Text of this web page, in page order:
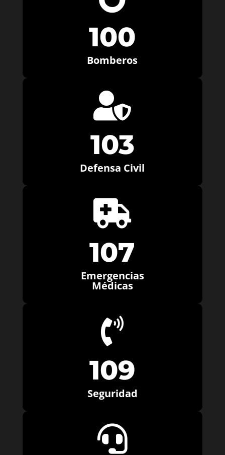
100
Bomberos

103
Defensa Civil

107
Emergencias
Médicas

109
Seguridad
